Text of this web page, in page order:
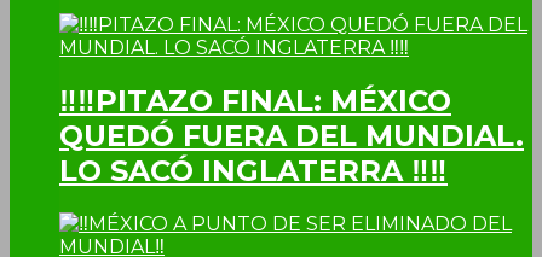
‼‼PITAZO FINAL: MÉXICO
QUEDÓ FUERA DEL MUNDIAL.
LO SACÓ INGLATERRA ‼‼